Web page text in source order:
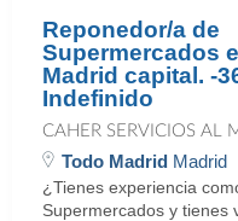
Reponedor/a de
Supermercados
Madrid capital. -
Indefinido
CAHER SERVICIOS AL
Todo Madrid Madrid
¿Tienes experiencia
Supermercados y tienes